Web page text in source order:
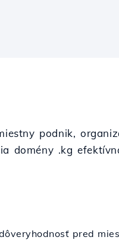
podnik,
domény .kg
pred